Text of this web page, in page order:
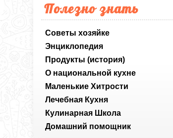
Полезно знать
Советы хозяйке
Энциклопедия
Продукты (история)
О национальной кухне
Маленькие Хитрости
Лечебная Кухня
Кулинарная Школа
Домашний помощник